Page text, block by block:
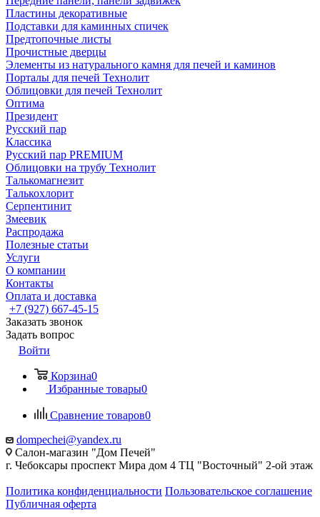
Пластины декоративные
Подставки для каминных спичек
Предтопочные листы
Прочистные дверцы
Элементы из натурального камня для печей и каминов
Порталы для печей Технолит
Облицовки для печей Технолит
Оптима
Президент
Русский пар
Классика
Русский пар PREMIUM
Облицовки на трубу Технолит
Талькомагнезит
Талькохлорит
Серпентинит
Змеевик
Распродажа
Полезные статьи
Услуги
О компании
Контакты
Оплата и доставка
+7 (927) 667-45-15
Заказать звонок
Задать вопрос
Войти
Корзина0
Избранные товары0
Сравнение товаров0
dompechei@yandex.ru
Салон-магазин "Дом Печей"
г. Чебоксары проспект Мира дом 4 ТЦ "Восточный" 2-ой этаж
Политика конфиденциальности Пользовательское соглашение
Публичная оферта